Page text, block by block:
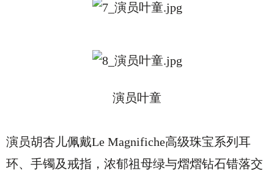
演员叶童
演员胡杏儿佩戴Le Magnifiche高级珠宝系列耳
环、手镯及戒指，浓郁祖母绿与熠熠钻石错落交